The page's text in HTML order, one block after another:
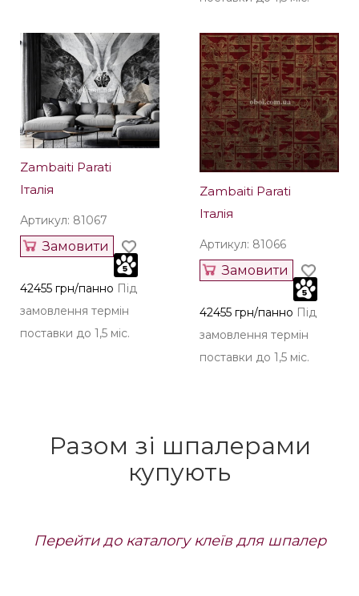
Zambaiti Parati
Італія
Артикул: 81067
Замовити
42455 грн/панно Під
замовлення термін
поставки до 1,5 міс.
Zambaiti Parati
Італія
Артикул: 81066
Замовити
42455 грн/панно Під
замовлення термін
поставки до 1,5 міс.
Разом зі шпалерами
купують
Перейти до каталогу клеїв для шпалер